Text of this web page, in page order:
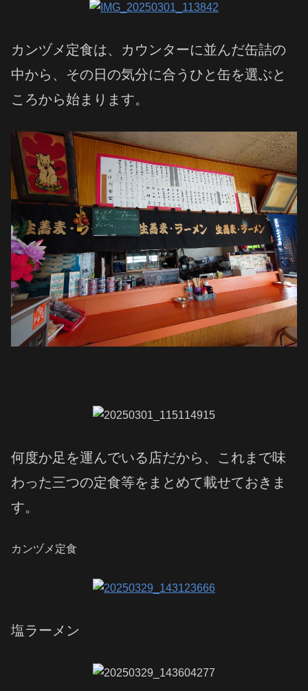
カンヅメ定食は、カウンターに並んだ缶詰の
中から、その日の気分に合うひと缶を選ぶと
ころから始まります。
何度か足を運んでいる店だから、これまで味
わった三つの定食等をまとめて載せておきま
す。
カンヅメ定食
塩ラーメン